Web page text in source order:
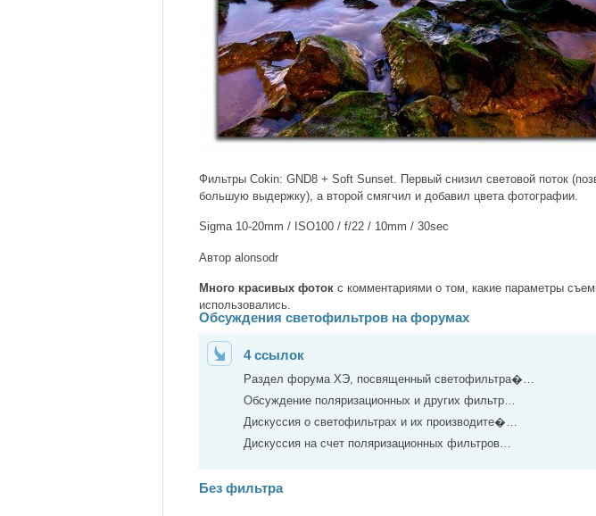
Фильтры Cokin: GND8 + Soft Sunset. Первый снизил световой поток
большую выдержку), а второй смягчил и добавил цвета фотографии.
Sigma 10-20mm / ISO100 / f/22 / 10mm / 30sec
Автор alonsodr
Много красивых фоток с комментариями о том, какие параметры
использовались.
Обсуждения светофильтров на форумах
4 ссылок
Раздел форума ХЭ, посвященный светофильтра�…
Обсуждение поляризационных и других фильтр…
Дискуссия о светофильтрах и их производите�…
Дискуссия на счет поляризационных фильтров…
Без фильтра